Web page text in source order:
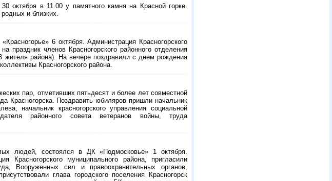
октября в 11.00 у памятного камня на Красной горке.
и близких.
6 октября. Администрация Красногорского
праздник членов Красногорского районного отделения
жителя района). На вечере поздравили с днем рождения
Красногорского района.
пар, отметивших пятьдесят и более лет совместной
Красногорска. Поздравить юбиляров пришли начальник
начальник красногорского управления социальной
районного совета ветеранов войны, труда
людей, состоялся в ДК «Подмосковье» 1 октября.
Красногорского муниципального района, пригласили
Вооруженных сил и правоохранительных органов,
глава городского поселения Красногорск